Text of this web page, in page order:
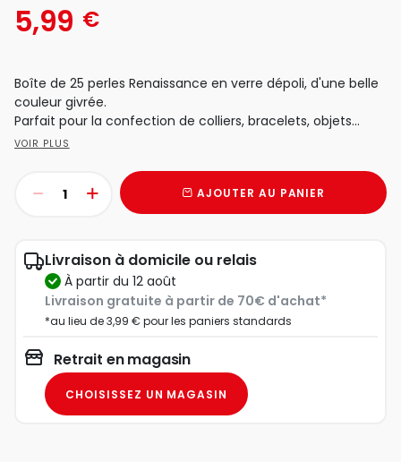
5,99 €
Boîte de 25 perles Renaissance en verre dépoli, d'une belle
couleur givrée.
Parfait pour la confection de colliers, bracelets, objets...
VOIR PLUS
AJOUTER AU PANIER
Livraison à domicile ou relais
à partir du 12 août
Livraison gratuite à partir de 70€ d'achat*
*au lieu de 3,99 € pour les paniers standards
Retrait en magasin
CHOISISSEZ UN MAGASIN